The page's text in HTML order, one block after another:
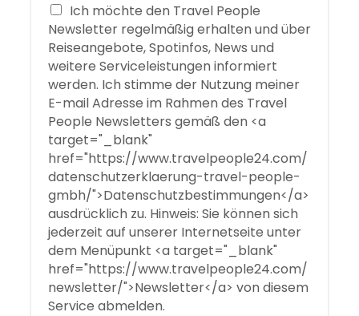
Ich möchte den Travel People
Newsletter regelmäßig erhalten und über
Reiseangebote, Spotinfos, News und
weitere Serviceleistungen informiert
werden. Ich stimme der Nutzung meiner
E-mail Adresse im Rahmen des Travel
People Newsletters gemäß den <a
target="_blank"
href="https://www.travelpeople24.com/
datenschutzerklaerung-travel-people-
gmbh/">Datenschutzbestimmungen</a>
ausdrücklich zu. Hinweis: Sie können sich
jederzeit auf unserer Internetseite unter
dem Menüpunkt <a target="_blank"
href="https://www.travelpeople24.com/
newsletter/">Newsletter</a> von diesem
Service abmelden.